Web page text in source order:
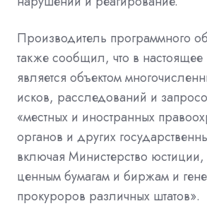
Производитель программного
также сообщил, что в
является объектом
исков, расследований и
«местных и иностранных
органов и других
включая Министерство
ценным бумагам и биржам и
прокуроров различных штатов».